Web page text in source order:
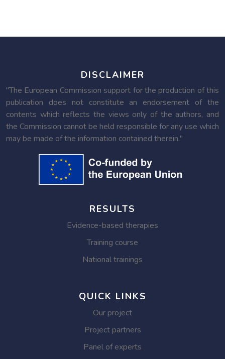
DISCLAIMER
"The European Commission support for the production of this
publication does not constitute an endorsement of the
contents which reflects the views only of the authors, and
the Commission cannot be held responsible for any use which
may be made of the information contained therein."
RESULTS
Evidence-based therapies
Training course
National trainings
QUICK LINKS
Our project
Project partners
Panel of experts